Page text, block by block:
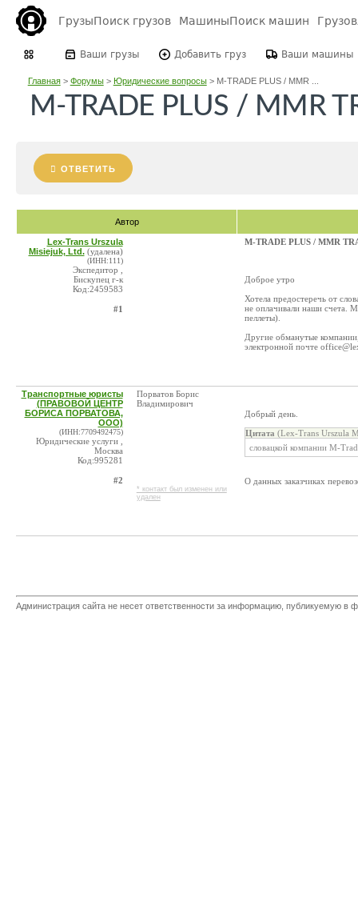
ГрузыПоиск грузов МашиныПоиск машин
Ваши грузы Добавить груз Ваши машины
Главная> Форумы> Юридические вопросы> M-TRADE PLUS / MMR ...
M-TRADE PLUS / MMR
ОТВЕТИТЬ
Автор
Lex-Trans Urszula
Misiejuk, Ltd. (удалена)
(ИНН:111)
Экспедитор ,
Бискупец г-к
Код:2459583
#1
M-TRADE PLUS / MMR
Доброе утро
Хотелa предостеречь от
не оплачивали наши счета.
пеллеты).
Другие обманутые
электронной почте
Транспортные юристы
(ПРАВОВОЙ ЦЕНТР
БОРИСА ПОРВАТОВА,
ООО)
(ИНН:7709492475)
Юридические услуги ,
Москва
Код:995281
#2
Порватов Борис
Владимирович
* контакт был изменен или
удален
Добрый день.
Цитата (Lex-Trans Urszula
словацкой компании M-
О данных заказчиках
Администрация сайта не несет ответственности за информацию, публикуемую